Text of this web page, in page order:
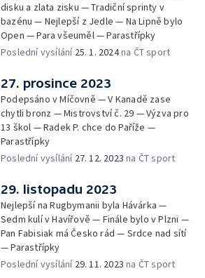
disku a zlata zisku — Tradiční sprinty v
bazénu — Nejlepší z Jedle — Na Lipně bylo
Open — Para všeuměl — Parastřípky
Poslední vysílání 25. 1. 2024na ČT sport
27. prosince 2023
Podepsáno v Míčovně — V Kanadě zase
chytli bronz — Mistrovství č. 29 — Výzva pro
13 škol — Radek P. chce do Paříže —
Parastřípky
Poslední vysílání 27. 12. 2023 na ČT sport
29. listopadu 2023
Nejlepší na Rugbymanii byla Hávárka —
Sedm kulí v Havířově — Finále bylo v Plzni —
Pan Fabisiak má Česko rád — Srdce nad sítí
— Parastřípky
Poslední vysílání 29. 11. 2023 na ČT sport